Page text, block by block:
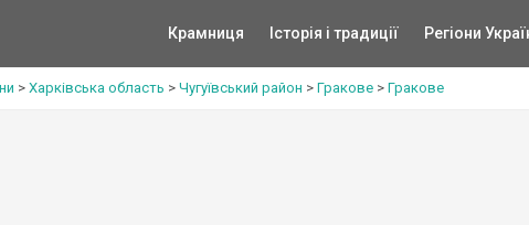
Крамниця Історія і традиції Регіони
> Харківська область > Чугуївський район > Гракове > Гракове